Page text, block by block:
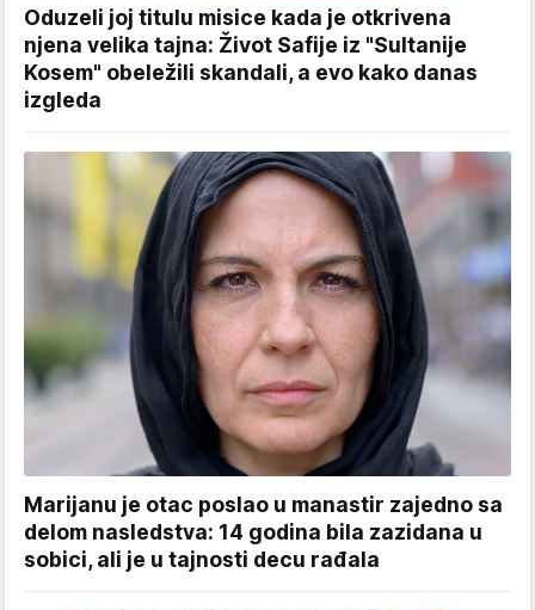
Oduzeli joj titulu misice kada je otkrivena
njena velika tajna: Život Safije iz "Sultanije
Kosem" obeležili skandali, a evo kako danas
izgleda
Marijanu je otac poslao u manastir zajedno sa
delom nasledstva: 14 godina bila zazidana u
sobici, ali je u tajnosti decu rađala